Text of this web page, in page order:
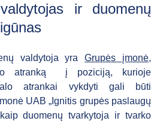
ir duomenų
valdytoja yraGrupės įmonė,
atranką į poziciją, kurioje
atrankai vykdyti gali būti
UAB „Ignitis grupės paslaugų
duomenų tvarkytoja ir tvarko